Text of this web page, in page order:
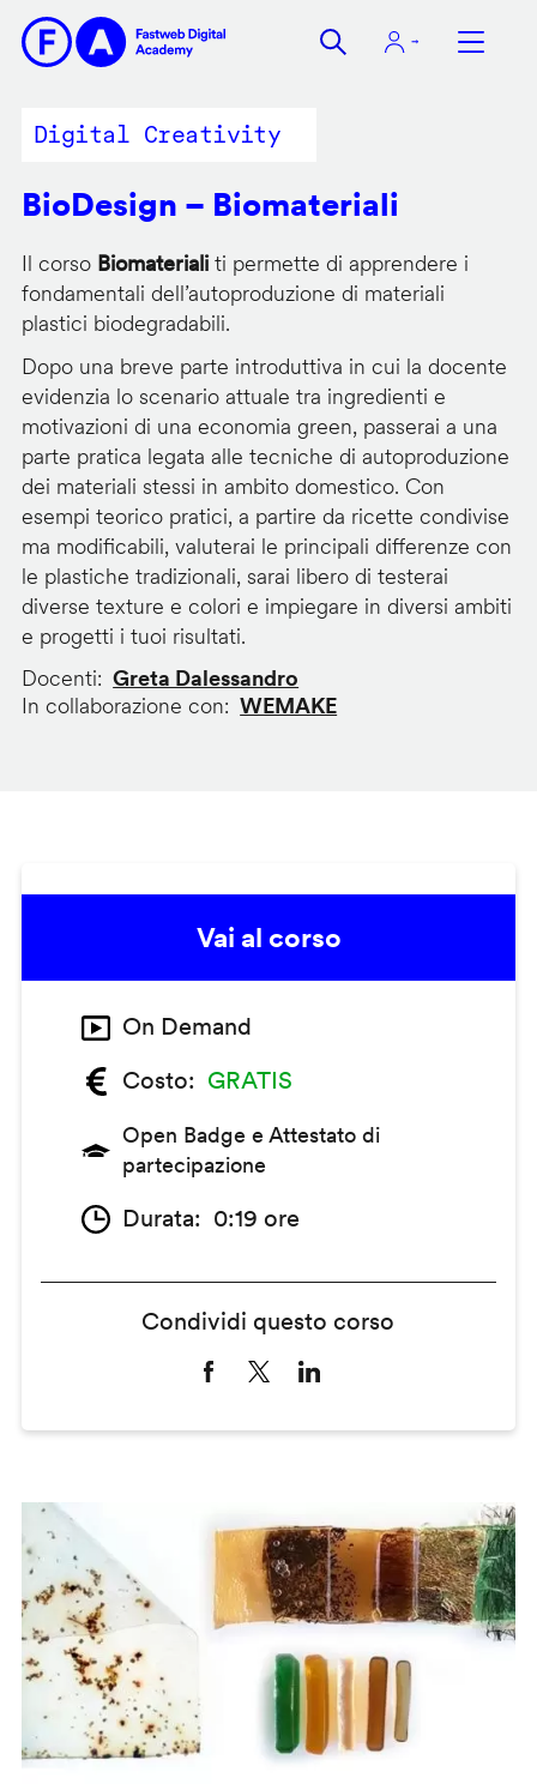
contenuto
Digital Creativity
BioDesign – Biomateriali
Il corso Biomaterialiti permette di apprendere i
fondamentali dell’autoproduzione di materiali
plastici biodegradabili.
Dopo una breve parte introduttiva in cui la docente
evidenzia lo scenario attuale tra ingredienti e
motivazioni di una economia green, passerai a una
parte pratica legata alle tecniche di autoproduzione
dei materiali stessi in ambito domestico. Con
esempi teorico pratici, a partire da ricette condivise
ma modificabili, valuterai le principali differenze con
le plastiche tradizionali, sarai libero di testerai
diverse texture e colori e impiegare in diversi ambiti
e progetti i tuoi risultati.
Docenti
Greta Dalessandro
In collaborazione con
WEMAKE
Vai al corso
On Demand
Costo
GRATIS
Open Badge e Attestato di
partecipazione
Durata 0:19 ore
Condividi questo corso